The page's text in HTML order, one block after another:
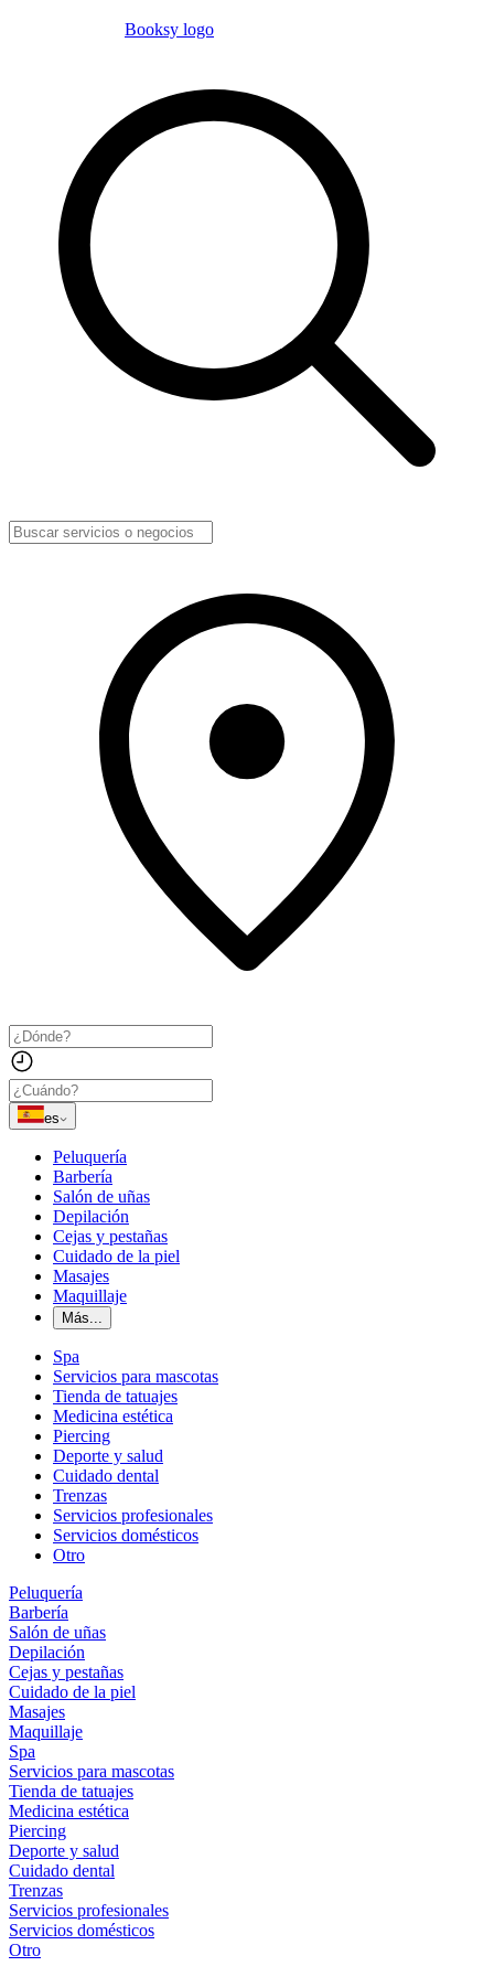
Booksy logo
es
Peluquería
Barbería
Salón de uñas
Depilación
Cejas y pestañas
Cuidado de la piel
Masajes
Maquillaje
Más...
Spa
Servicios para mascotas
Tienda de tatuajes
Medicina estética
Piercing
Deporte y salud
Cuidado dental
Trenzas
Servicios profesionales
Servicios domésticos
Otro
Peluquería
Barbería
Salón de uñas
Depilación
Cejas y pestañas
Cuidado de la piel
Masajes
Maquillaje
Spa
Servicios para mascotas
Tienda de tatuajes
Medicina estética
Piercing
Deporte y salud
Cuidado dental
Trenzas
Servicios profesionales
Servicios domésticos
Otro